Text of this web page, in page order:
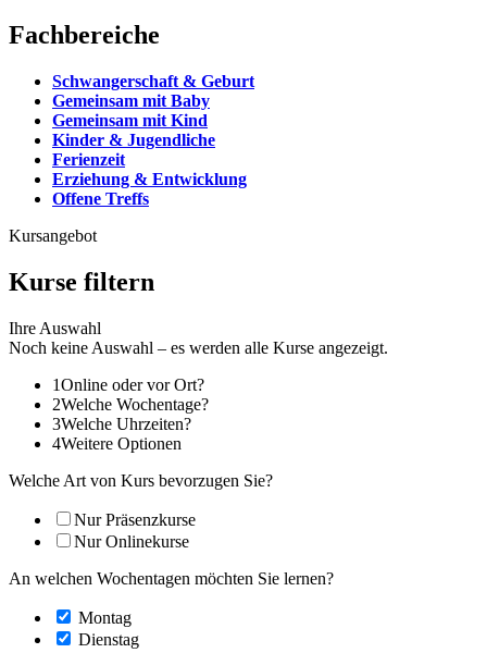
Fachbereiche
Schwangerschaft & Geburt
Gemeinsam mit Baby
Gemeinsam mit Kind
Kinder & Jugendliche
Ferienzeit
Erziehung & Entwicklung
Offene Treffs
Kursangebot
Kurse filtern
Ihre Auswahl
Noch keine Auswahl – es werden alle Kurse angezeigt.
1Online oder vor Ort?
2Welche Wochentage?
3Welche Uhrzeiten?
4Weitere Optionen
Welche Art von Kurs bevorzugen Sie?
Nur Präsenzkurse
Nur Onlinekurse
An welchen Wochentagen möchten Sie lernen?
Montag
Dienstag